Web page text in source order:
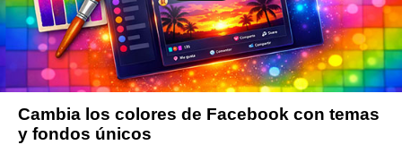
Cambia los colores de Facebook con temas
y fondos únicos